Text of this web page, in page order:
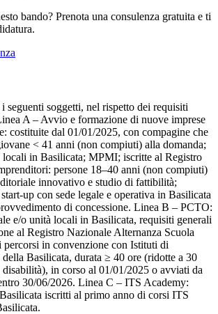
bando? Prenota una consulenza gratuita e ti
seguenti soggetti, nel rispetto dei requisiti
A – Avvio e formazione di nuove imprese
costituite dal 01/01/2025, con compagine che
< 41 anni (non compiuti) alla domanda;
locali in Basilicata; MPMI; iscritte al Registro
persone 18–40 anni (non compiuti)
innovativo e studio di fattibilità;
up con sede legale e operativa in Basilicata
di concessione. Linea B – PCTO:
e/o unità locali in Basilicata, requisiti generali
al Registro Nazionale Alternanza Scuola
in convenzione con Istituti di
Basilicata, durata ≥ 40 ore (ridotte a 30
disabilità), in corso al 01/01/2025 o avviati da
30/06/2026. Linea C – ITS Academy:
iscritti al primo anno di corsi ITS